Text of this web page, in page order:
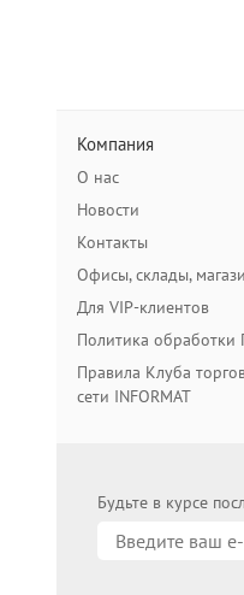
Компания
О нас
Новости
Контакты
Офисы, склады,
Для VIP-клиентов
Политика обработки
Правила Клуба
сети INFORMAT
Будьте в курсе